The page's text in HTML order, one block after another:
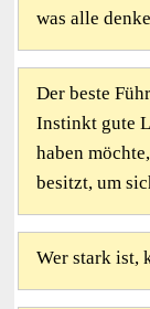
was alle
Der beste
Instinkt gute
haben
besitzt, um
Wer stark ist,